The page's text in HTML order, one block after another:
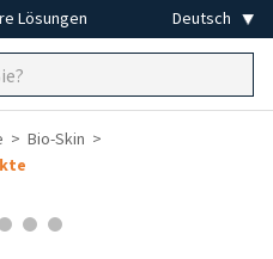
Lösungen
Bio-Skin